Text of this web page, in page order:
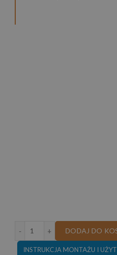
ilość PUFA ORION 70X70
DODAJ DO
INSTRUKCJA MONTAŻU I